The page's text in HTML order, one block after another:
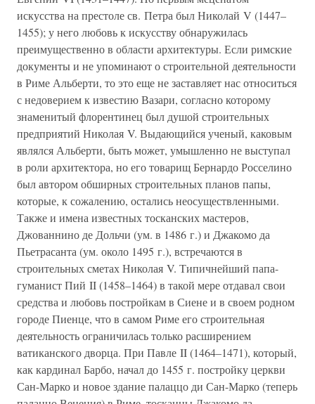
искусства на престоле св. Петра был Николай V (1447–
1455); у него любовь к искусству обнаружилась
преимущественно в области архитектуры. Если римские
документы и не упоминают о строительной деятельности
в Риме Альберти, то это еще не заставляет нас относиться
с недоверием к известию Вазари, согласно которому
знаменитый флорентинец был душой строительных
предприятий Николая V. Выдающийся ученый, каковым
являлся Альберти, быть может, умышленно не выступал
в роли архитектора, но его товарищ Бернардо Росселино
был автором обширных строительных планов папы,
которые, к сожалению, остались неосуществленными.
Также и имена известных тосканских мастеров,
Джованнино де Дольчи (ум. в 1486 г.) и Джакомо да
Пьетрасанта (ум. около 1495 г.), встречаются в
строительных сметах Николая V. Типичнейший папа-
гуманист Пий II (1458–1464) в такой мере отдавал свои
средства и любовь постройкам в Сиене и в своем родном
городе Пиенце, что в самом Риме его строительная
деятельность ограничилась только расширением
ватиканского дворца. При Павле II (1464–1471), который,
как кардинал Барбо, начал до 1455 г. постройку церкви
Сан-Марко и новое здание палаццо ди Сан-Марко (теперь